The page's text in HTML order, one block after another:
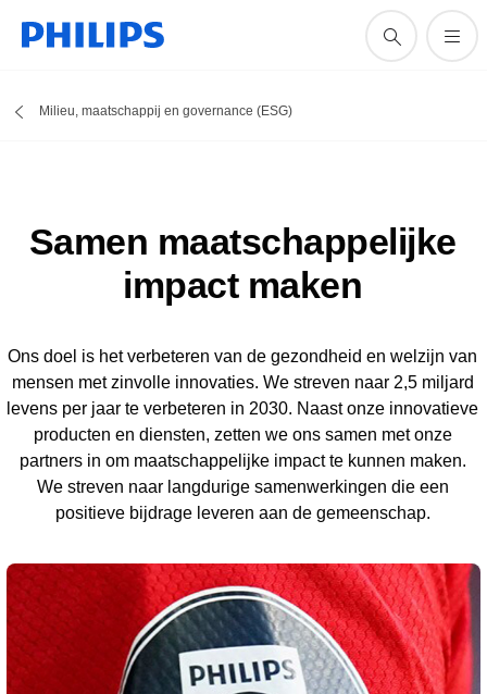
Milieu, maatschappij en governance (ESG)
Samen maatschappelijke
impact maken
Ons doel is het verbeteren van de gezondheid en welzijn van
mensen met zinvolle innovaties. We streven naar 2,5 miljard
levens per jaar te verbeteren in 2030. Naast onze innovatieve
producten en diensten, zetten we ons samen met onze
partners in om maatschappelijke impact te kunnen maken.
We streven naar langdurige samenwerkingen die een
positieve bijdrage leveren aan de gemeenschap.